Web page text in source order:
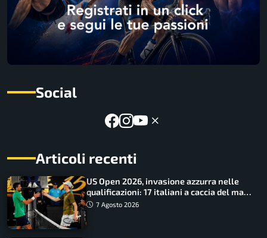
Social
Articoli recenti
US Open 2026, invasione azzurra nelle
qualificazioni: 17 italiani a caccia del main
draw7 Agosto 2026